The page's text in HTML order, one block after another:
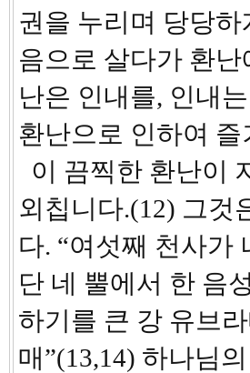
권을 누리며 당당
음으로 살다가 환
난은 인내를, 인내
환난으로 인하여
이 끔찍한 환난이
외칩니다.(12) 그것
다. “여섯째 천사가
단 네 뿔에서 한 음
하기를 큰 강 유브
매”(13,14) 하나님